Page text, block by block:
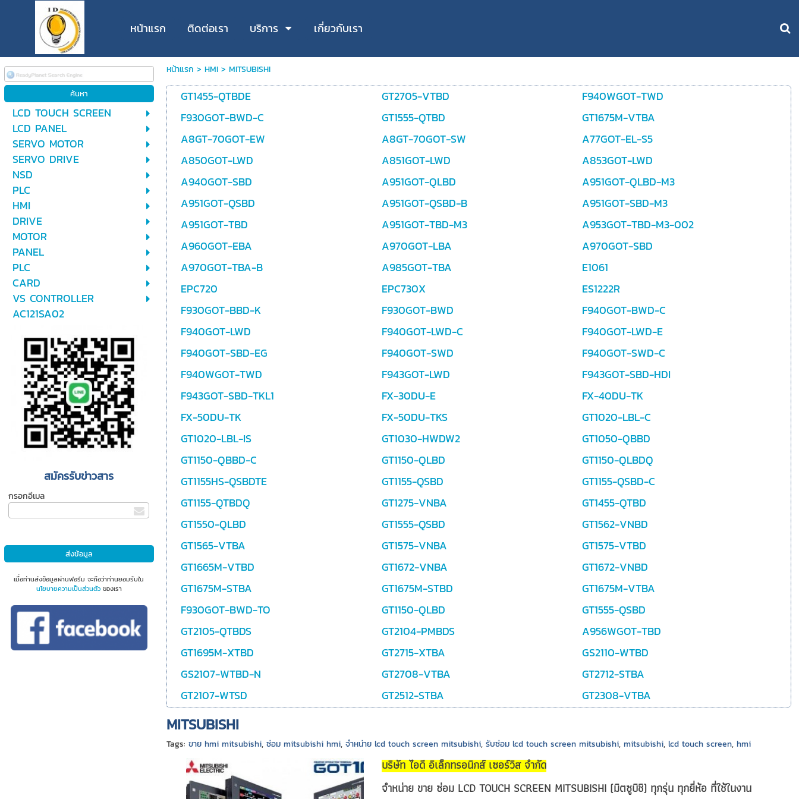
หน้าแรก ติดต่อเรา บริการ เกี่ยวกับเรา
LCD TOUCH SCREEN
LCD PANEL
SERVO MOTOR
SERVO DRIVE
NSD
PLC
HMI
DRIVE
MOTOR
PANEL
PLC
CARD
VS CONTROLLER
AC121SA02
สมัครรับข่าวสาร
กรอกอีเมล
เมื่อท่านส่งข้อมูลผ่านฟอร์ม จะถือว่าท่านยอมรับใน
นโยบายความเป็นส่วนตัวของเรา
หน้าแรก > HMI> MITSUBISHI
GT1455-QTBDE GT2705-VTBD
F940WGOT-TWD
F930GOT-BWD-C
GT1555-QTBD
GT1675M-VTBA
A8GT-70GOT-EW
A8GT-70GOT-SW
A77GOT-EL-S5
A850GOT-LWD
A851GOT-LWD
A853GOT-LWD
A940GOT-SBD
A951GOT-QLBD
A951GOT-QLBD-M3
A951GOT-QSBD
A951GOT-QSBD-B
A951GOT-SBD-M3
A951GOT-TBD
A951GOT-TBD-M3
A953GOT-TBD-M3-002
A960GOT-EBA
A970GOT-LBA
A970GOT-SBD
A970GOT-TBA-B
A985GOT-TBA
E1061
EPC720
EPC730X
ES1222R
F930GOT-BBD-K
F930GOT-BWD
F940GOT-BWD-C
F940GOT-LWD
F940GOT-LWD-C
F940GOT-LWD-E
F940GOT-SBD-EG
F940GOT-SWD
F940GOT-SWD-C
F940WGOT-TWD
F943GOT-LWD
F943GOT-SBD-HDI
F943GOT-SBD-TKL1
FX-30DU-E
FX-40DU-TK
FX-50DU-TK
FX-50DU-TKS
GT1020-LBL-C
GT1020-LBL-IS
GT1030-HWDW2
GT1050-QBBD
GT1150-QBBD-C
GT1150-QLBD
GT1150-QLBDQ
GT1155HS-QSBDTE
GT1155-QSBD
GT1155-QSBD-C
GT1155-QTBDQ
GT1275-VNBA
GT1455-QTBD
GT1550-QLBD
GT1555-QSBD
GT1562-VNBD
GT1565-VTBA
GT1575-VNBA
GT1575-VTBD
GT1665M-VTBD
GT1672-VNBA
GT1672-VNBD
GT1675M-STBA
GT1675M-STBD
GT1675M-VTBA
F930GOT-BWD-TO
GT1150-QLBD
GT1555-QSBD
GT2105-QTBDS
GT2104-PMBDS
A956WGOT-TBD
GT1695M-XTBD
GT2715-XTBA
GS2110-WTBD
GS2107-WTBD-N
GT2708-VTBA
GT2712-STBA
GT2107-WTSD
GT2512-STBA GT2308-VTBA
MITSUBISHI
Tags:ขาย hmi mitsubishi,ซ่อม mitsubishi hmi,จำหน่าย lcd touch screen mitsubishi,รับซ่อม lcd touch screen mitsubishi,mitsubishi,lcd touch screen,hmi
บริษัท ไอดี อิเล็กทรอนิกส์ เซอร์วิส จำกัด
จำหน่าย ขาย ซ่อม LCD TOUCH SCREEN MITSUBISHI (มิตซูบิชิ) ทุกรุ่น ทุกยี่ห้อ ที่ใช้ในงาน